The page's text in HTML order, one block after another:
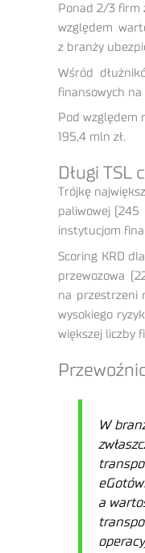
Ponad 2/3 firm
względem
z branży
Wśród
finansowych na
Pod względem
195,4 mln zł.
Długi TSL
Trójkę
paliwowej (245
instytucjom
Scoring KRD
przewozowa
na przestrzeni
wysokiego
większej liczby
W
a